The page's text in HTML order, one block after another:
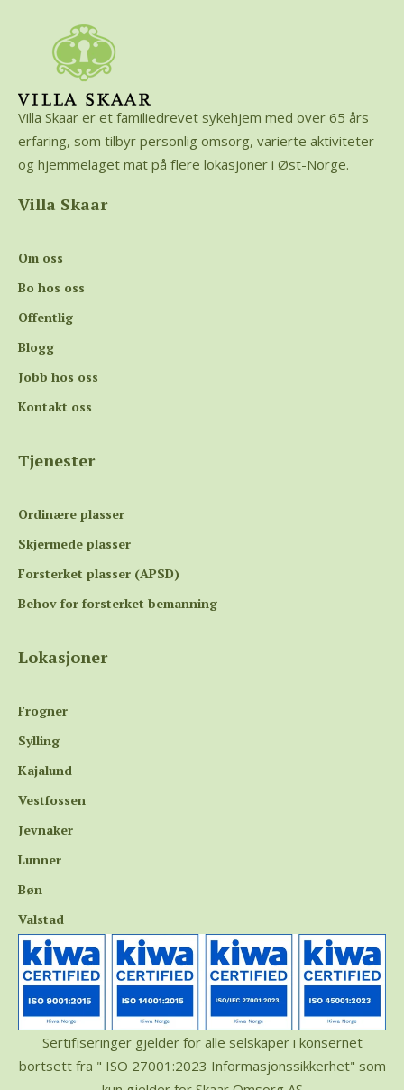
Villa Skaar er et familiedrevet sykehjem med over 65 års
erfaring, som tilbyr personlig omsorg, varierte aktiviteter
og hjemmelaget mat på flere lokasjoner i Øst-Norge.
Villa Skaar
Om oss
Bo hos oss
Offentlig
Blogg
Jobb hos oss
Kontakt oss
Tjenester
Ordinære plasser
Skjermede plasser
Forsterket plasser (APSD)
Behov for forsterket bemanning
Lokasjoner
Frogner
Sylling
Kajalund
Vestfossen
Jevnaker
Lunner
Bøn
Valstad
Sertifiseringer gjelder for alle selskaper i konsernet
bortsett fra " ISO 27001:2023 Informasjonssikkerhet" som